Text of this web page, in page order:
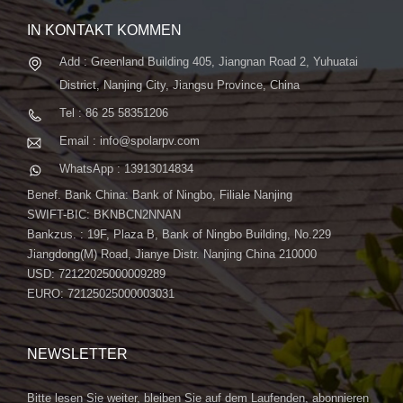
IN KONTAKT KOMMEN
Add : Greenland Building 405, Jiangnan Road 2, Yuhuatai
District, Nanjing City, Jiangsu Province, China
Tel : 86 25 58351206
Email : info@spolarpv.com
WhatsApp : 13913014834
Benef. Bank China: Bank of Ningbo, Filiale Nanjing
SWIFT-BIC: BKNBCN2NNAN
Bankzus. : 19F, Plaza B, Bank of Ningbo Building, No.229
Jiangdong(M) Road, Jianye Distr. Nanjing China 210000
USD: 72122025000009289
EURO: 72125025000003031
NEWSLETTER
Bitte lesen Sie weiter, bleiben Sie auf dem Laufenden, abonnieren